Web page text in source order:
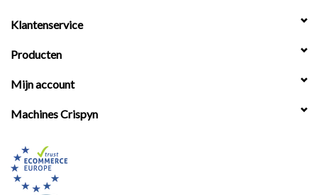
Klantenservice
Producten
Mijn account
Machines Crispyn